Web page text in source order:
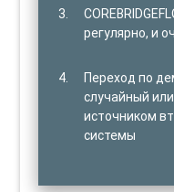
регулярно, и
Переход по
случайный
источником
системы